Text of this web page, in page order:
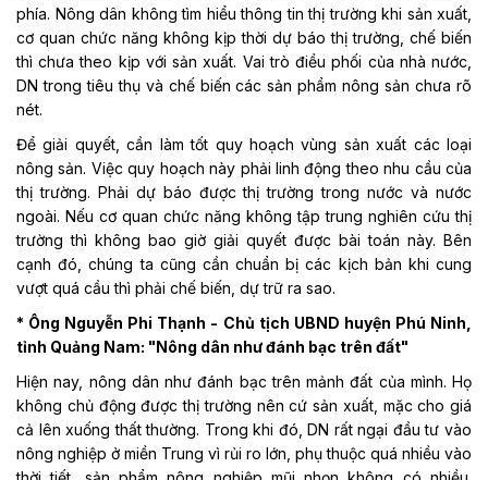
phía. Nông dân không tìm hiểu thông tin thị trường khi sản xuất,
cơ quan chức năng không kịp thời dự báo thị trường, chế biến
thì chưa theo kịp với sản xuất. Vai trò điều phối của nhà nước,
DN trong tiêu thụ và chế biến các sản phẩm nông sản chưa rõ
nét.
Để giải quyết, cần làm tốt quy hoạch vùng sản xuất các loại
nông sản. Việc quy hoạch này phải linh động theo nhu cầu của
thị trường. Phải dự báo được thị trường trong nước và nước
ngoài. Nếu cơ quan chức năng không tập trung nghiên cứu thị
trường thì không bao giờ giải quyết được bài toán này. Bên
cạnh đó, chúng ta cũng cần chuẩn bị các kịch bản khi cung
vượt quá cầu thì phải chế biến, dự trữ ra sao.
* Ông Nguyễn Phi Thạnh - Chủ tịch UBND huyện Phú Ninh,
tỉnh Quảng Nam: "Nông dân như đánh bạc trên đất"
Hiện nay, nông dân như đánh bạc trên mảnh đất của mình. Họ
không chủ động được thị trường nên cứ sản xuất, mặc cho giá
cả lên xuống thất thường. Trong khi đó, DN rất ngại đầu tư vào
nông nghiệp ở miền Trung vì rủi ro lớn, phụ thuộc quá nhiều vào